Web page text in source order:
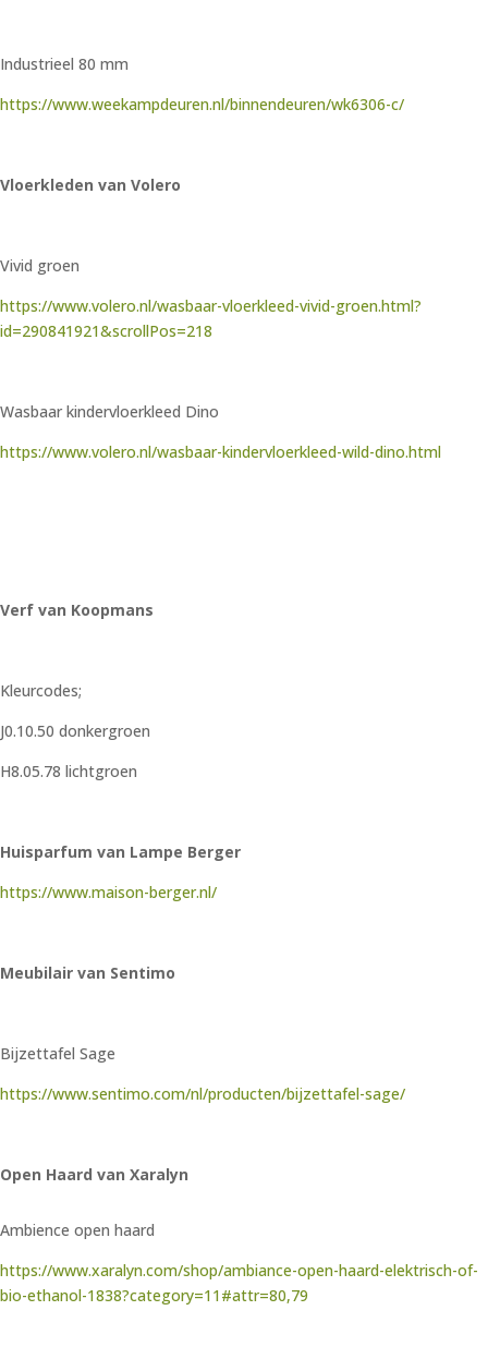
Industrieel 80 mm
https://www.weekampdeuren.nl/binnendeuren/wk6306-c/
Vloerkleden van Volero
Vivid groen
https://www.volero.nl/wasbaar-vloerkleed-vivid-groen.html?
id=290841921&scrollPos=218
Wasbaar kindervloerkleed Dino
https://www.volero.nl/wasbaar-kindervloerkleed-wild-dino.html
Verf van Koopmans
Kleurcodes;
J0.10.50 donkergroen
H8.05.78 lichtgroen
Huisparfum van Lampe Berger
https://www.maison-berger.nl/
Meubilair van Sentimo
Bijzettafel Sage
https://www.sentimo.com/nl/producten/bijzettafel-sage/
Open Haard van Xaralyn
Ambience open haard
https://www.xaralyn.com/shop/ambiance-open-haard-elektrisch-of-
bio-ethanol-1838?category=11#attr=80,79